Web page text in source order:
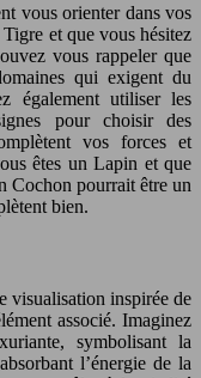
vous orienter dans vos
et que vous hésitez
vous rappeler que
qui exigent du
également utiliser les
pour choisir des
vos forces et
êtes un Lapin et que
Cochon pourrait être un
bien.
visualisation inspirée de
associé. Imaginez
symbolisant la
l’énergie de la